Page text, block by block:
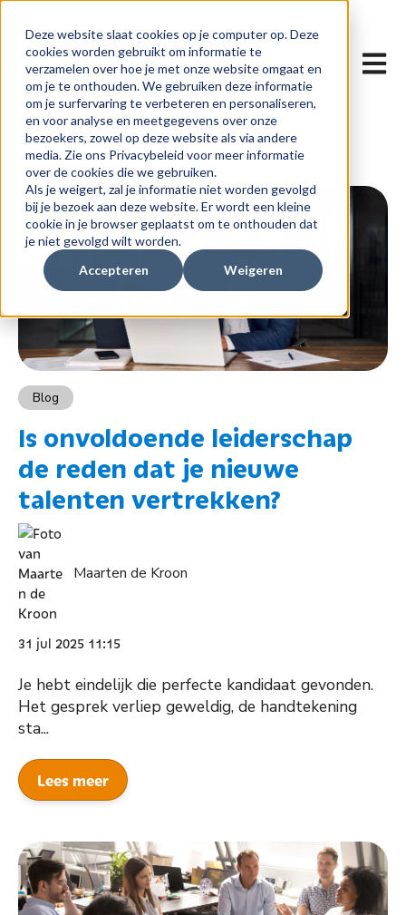
Deze website slaat cookies op je computer op. Deze
cookies worden gebruikt om informatie te
verzamelen over hoe je met onze website omgaat en
om je te onthouden. We gebruiken deze informatie
om je surfervaring te verbeteren en personaliseren,
en voor analyse en meetgegevens over onze
bezoekers, zowel op deze website als via andere
media. Zie ons Privacybeleid voor meer informatie
over de cookies die we gebruiken.
Als je weigert, zal je informatie niet worden gevolgd
bij je bezoek aan deze website. Er wordt een kleine
cookie in je browser geplaatst om te onthouden dat
je niet gevolgd wilt worden.
Accepteren
Weigeren
Blog
Is onvoldoende leiderschap
de reden dat je nieuwe
talenten vertrekken?
Maarten de Kroon
31 jul 2025 11:15
Je hebt eindelijk die perfecte kandidaat gevonden.
Het gesprek verliep geweldig, de handtekening
sta...
Lees meer